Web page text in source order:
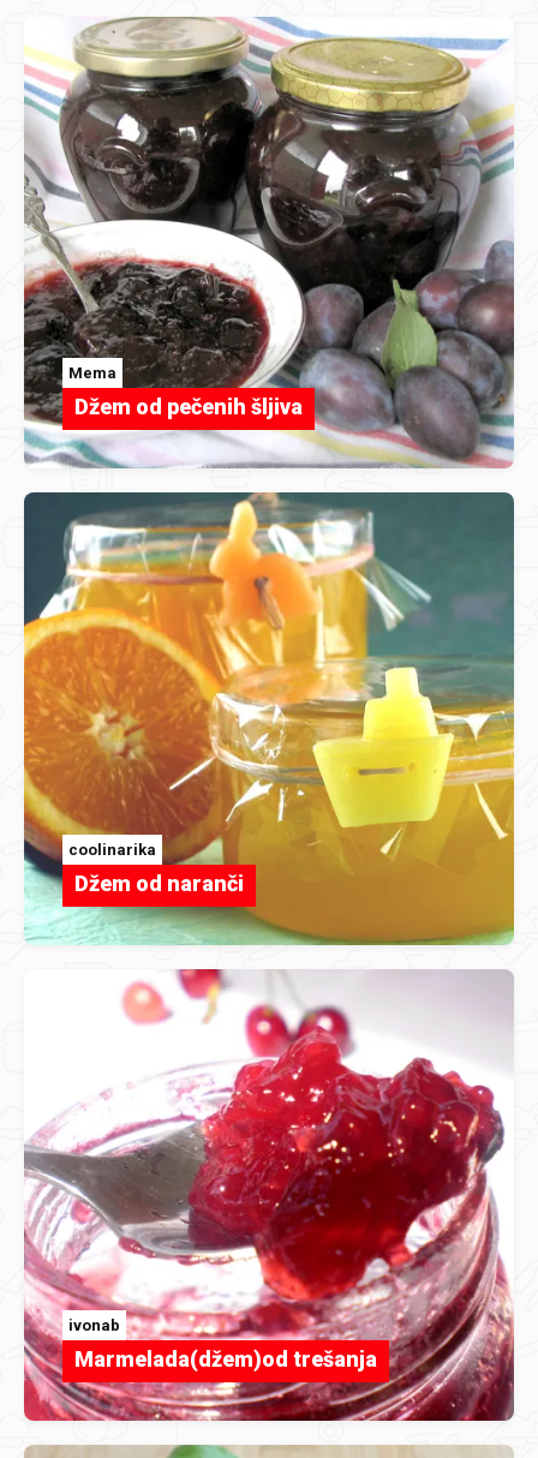
Mema
Džem od pečenih šljiva
coolinarika
Džem od naranči
ivonab
Marmelada(džem)od trešanja